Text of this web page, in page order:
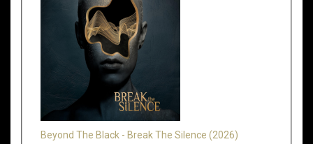
Beyond The Black - Break The Silence (2026)